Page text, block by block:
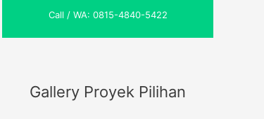
Call / WA: 0815-4840-5422
Gallery Proyek Pilihan